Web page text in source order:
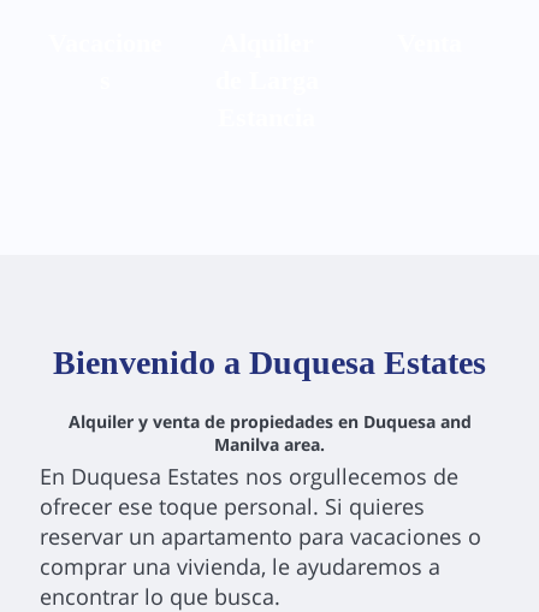
Bienvenido a Duquesa Estates
Alquiler y venta de propiedades en Duquesa and
Manilva area.
En Duquesa Estates nos orgullecemos de
ofrecer ese toque personal. Si quieres
reservar un apartamento para vacaciones o
comprar una vivienda, le ayudaremos a
encontrar lo que busca.